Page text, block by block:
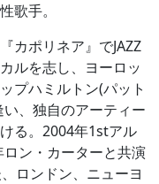
歌手。
カポリネア』でJAZZ
ルを志し、ヨーロッ
プハミルトン(パット
、独自のアーティー
る。2004年1stアル
ン・カーターと共演
ロンドン、ニューヨ